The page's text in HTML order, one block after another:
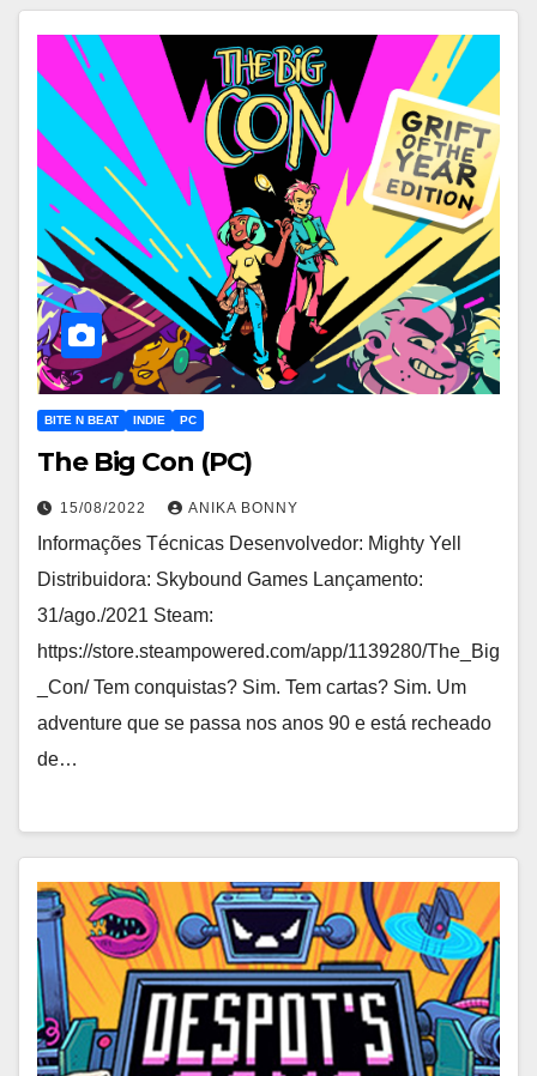
BITE N BEAT INDIE PC
The Big Con (PC)
15/08/2022 ANIKA BONNY
Informações Técnicas Desenvolvedor: Mighty Yell
Distribuidora: Skybound Games Lançamento:
31/ago./2021 Steam:
https://store.steampowered.com/app/1139280/The_Big
_Con/ Tem conquistas? Sim. Tem cartas? Sim. Um
adventure que se passa nos anos 90 e está recheado
de…